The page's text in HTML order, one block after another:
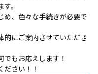
。
め、色々な手続きが必要で
的にご案内させていただき
もお応えします！
さい！！